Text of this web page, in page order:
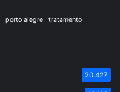
porto alegre tratamento
20.427